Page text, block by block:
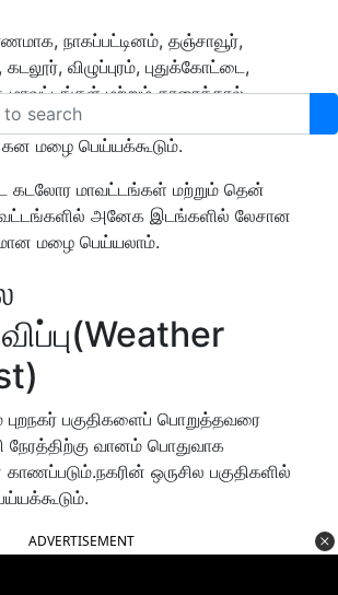
நாகப்பட்டினம், தஞ்சாவூர்,
கடலூர், விழுப்புரம், புதுக்கோட்டை,
மாவட்டங்கள் மற்றும் காரைக்கால்,
பகுதிகளில் ஓரிரு இடங்களில் கன மழை
கன மழை பெய்யக்கூடும்.
மாவட்டங்கள் மற்றும் தென்
அனேக இடங்களில் லேசான
மழை பெய்யலாம்.
பகுதிகளைப் பொறுத்தவரை
வானம் பொதுவாக
ஒருசில பகுதிகளில்
ADVERTISEMENT